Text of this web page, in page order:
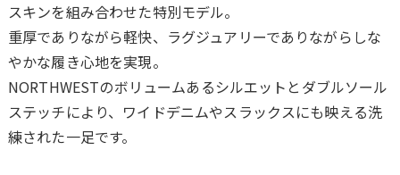
スキンを組み合わせた特別モデル。
重厚でありながら軽快、ラグジュアリーでありながらしな
やかな履き心地を実現。
NORTHWESTのボリュームあるシルエットとダブルソール
ステッチにより、ワイドデニムやスラックスにも映える洗
練された一足です。